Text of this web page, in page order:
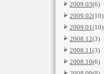
2009.03(6)
2009.02(10)
2009.01(10)
2008.12(3)
2008.11(3)
2008.10(6)